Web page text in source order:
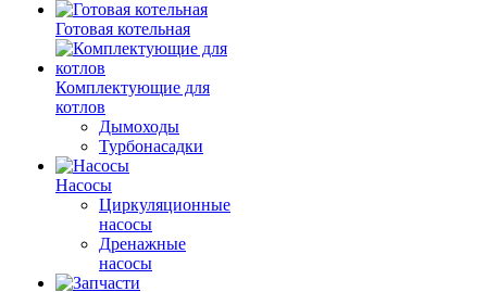
Готовая котельная
Комплектующие для
котлов
Дымоходы
Турбонасадки
Насосы
Циркуляционные
насосы
Дренажные
насосы